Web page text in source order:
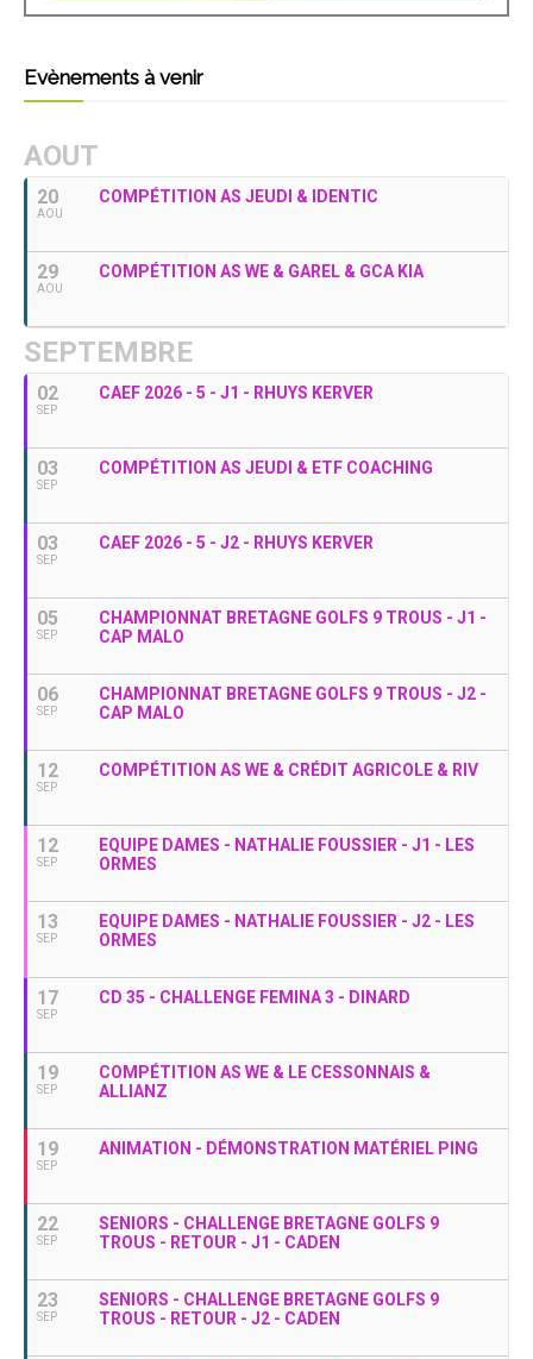
Evènements à venir
AOUT
20
AOU
COMPÉTITION AS JEUDI & IDENTIC
29
AOU
COMPÉTITION AS WE & GAREL & GCA KIA
SEPTEMBRE
02
SEP
CAEF 2026 - 5 - J1 - RHUYS KERVER
03
SEP
COMPÉTITION AS JEUDI & ETF COACHING
03
SEP
CAEF 2026 - 5 - J2 - RHUYS KERVER
05
SEP
CHAMPIONNAT BRETAGNE GOLFS 9 TROUS - J1 -
CAP MALO
06
SEP
CHAMPIONNAT BRETAGNE GOLFS 9 TROUS - J2 -
CAP MALO
12
SEP
COMPÉTITION AS WE & CRÉDIT AGRICOLE & RIV
12
SEP
EQUIPE DAMES - NATHALIE FOUSSIER - J1 - LES
ORMES
13
SEP
EQUIPE DAMES - NATHALIE FOUSSIER - J2 - LES
ORMES
17
SEP
CD 35 - CHALLENGE FEMINA 3 - DINARD
19
SEP
COMPÉTITION AS WE & LE CESSONNAIS &
ALLIANZ
19
SEP
ANIMATION - DÉMONSTRATION MATÉRIEL PING
22
SEP
SENIORS - CHALLENGE BRETAGNE GOLFS 9
TROUS - RETOUR - J1 - CADEN
23
SEP
SENIORS - CHALLENGE BRETAGNE GOLFS 9
TROUS - RETOUR - J2 - CADEN